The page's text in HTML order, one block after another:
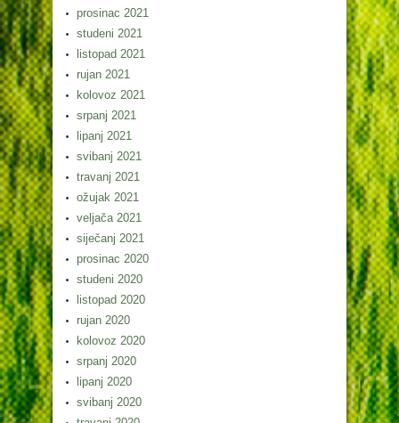
prosinac 2021
studeni 2021
listopad 2021
rujan 2021
kolovoz 2021
srpanj 2021
lipanj 2021
svibanj 2021
travanj 2021
ožujak 2021
veljača 2021
siječanj 2021
prosinac 2020
studeni 2020
listopad 2020
rujan 2020
kolovoz 2020
srpanj 2020
lipanj 2020
svibanj 2020